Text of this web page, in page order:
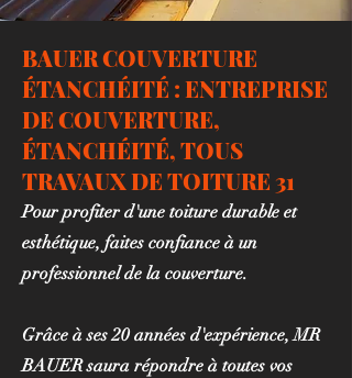
BAUER COUVERTURE
ÉTANCHÉITÉ : ENTREPRISE
DE COUVERTURE,
ÉTANCHÉITÉ, TOUS
TRAVAUX DE TOITURE 31
Pour profiter d'une toiture durable et
esthétique, faites confiance à un
professionnel de la couverture.
Grâce à ses 20 années d'expérience, MR
BAUER saura répondre à toutes vos